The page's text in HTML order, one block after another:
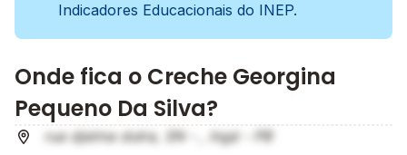
Indicadores Educacionais do INEP.
Onde fica o Creche Georgina
Pequeno Da Silva?
rua djalma dutra, SN - , Ingá - PB